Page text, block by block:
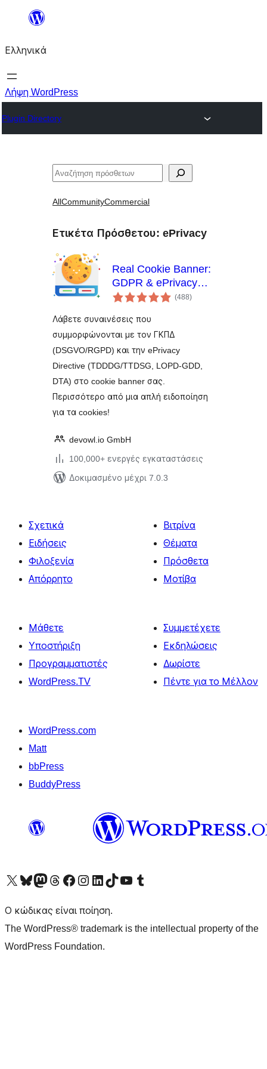
Μετάβαση
περιεχόμενο
Ελληνικά
Λήψη WordPress
Plugin Directory
Αναζήτηση
AllCommunityCommercial
Ετικέτα Πρόσθετου: ePrivacy
Real Cookie Banner:
GDPR & ePrivacy
Συναίνεση Cookie
(488αξιολογήσεις
σύνολο
)
Λάβετε συναινέσεις που
συμμορφώνονται με τον ΓΚΠΔ
(DSGVO/RGPD) και την ePrivacy
Directive (TDDDG/TTDSG, LOPD-GDD,
DTA) στο cookie banner σας.
Περισσότερο από μια απλή ειδοποίηση
για τα cookies!
devowl.io GmbH
100,000+ ενεργές εγκαταστάσεις
Δοκιμασμένο μέχρι 7.0.3
Σχετικά
Ειδήσεις
Φιλοξενία
Απόρρητο
Βιτρίνα
Θέματα
Πρόσθετα
Μοτίβα
Μάθετε
Υποστήριξη
Προγραμματιστές
WordPress.TV
Συμμετέχετε
Εκδηλώσεις
Δωρίστε
Πέντε για το Μέλλον
WordPress.com
Matt
bbPress
BuddyPress
Visit our X (formerly Twitter) account
Visit our Bluesky account
Επισκεφθείτε τον λογαριασμό μας στο Mastodon
Visit our Threads account
Επισκεφτείτε τη σελίδα μας στο Facebook
Επισκεφθείτε τον λογαριασμό μας Instagram
Επισκεφθείτε τον λογαριασμό μας LinkedIn
Visit our TikTok account
Visit our YouTube channel
Visit our Tumblr account
Ο κώδικας είναι ποίηση.
The WordPress® trademark is the intellectual property of the
WordPress Foundation.